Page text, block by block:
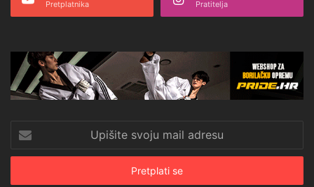
Pretplatnika Pratitelja
svoju
mail